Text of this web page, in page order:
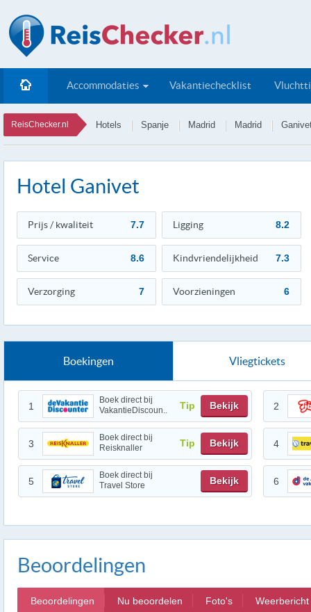
Accommodaties Vakantiechecklist
ReisChecker.nl Hotels Spanje Madrid Madrid
Hotel Ganivet
Prijs / kwaliteit 7.7 Ligging 8.2
Service 8.6 Kindvriendelijkheid 7.3
Verzorging 7 Voorzieningen 6
Boekingen Vliegtickets
1
Boek direct bij
VakantieDiscoun..
Tip Bekijk 2
3
Boek direct bij
Reisknaller
Tip Bekijk 4
5
Boek direct bij
Travel Store
Bekijk 6
Beoordelingen
Beoordelingen Nu beoordelen Foto's Weerbericht